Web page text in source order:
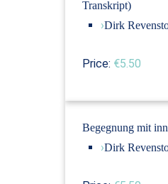
Transkript)
›Dirk
Price: €5.50
Begegnung mit
›Dirk